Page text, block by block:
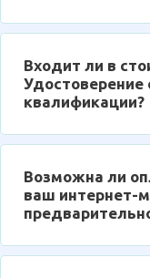
Входит ли в
квалификации?
Возможна ли
ваш интернет-